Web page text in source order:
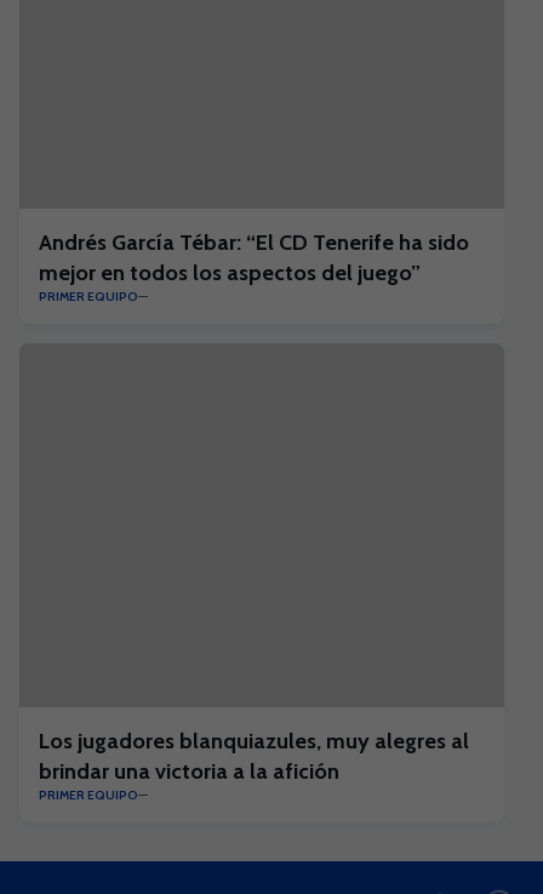
Andrés García Tébar: “El CD Tenerife ha sido
mejor en todos los aspectos del juego”
PRIMER EQUIPO
Los jugadores blanquiazules, muy alegres al
brindar una victoria a la afición
PRIMER EQUIPO